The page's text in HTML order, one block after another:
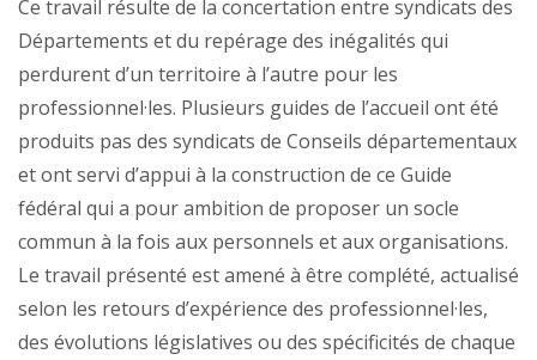
Ce travail résulte de la concertation entre syndicats des
Départements et du repérage des inégalités qui
perdurent d’un territoire à l’autre pour les
professionnel·les. Plusieurs guides de l’accueil ont été
produits pas des syndicats de Conseils départementaux
et ont servi d’appui à la construction de ce Guide
fédéral qui a pour ambition de proposer un socle
commun à la fois aux personnels et aux organisations.
Le travail présenté est amené à être complété, actualisé
selon les retours d’expérience des professionnel·les,
des évolutions législatives ou des spécificités de chaque